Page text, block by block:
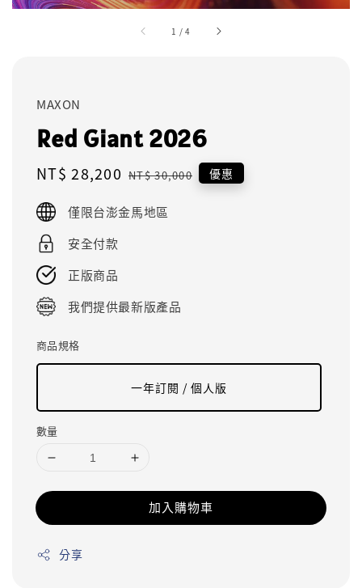
1 /4
MAXON
Red Giant 2026
Sale
NT$ 28,200 Regular
NT$ 30,000 優惠
僅限台澎金馬地區
安全付款
正版商品
我們提供最新版產品
商品規格
一年訂閱 / 個人版
數量
加入購物車
分享